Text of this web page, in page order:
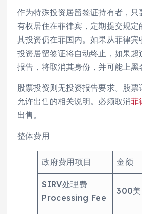
作为特殊投资居留签证持有者，
有权居住在菲律宾，定期提交规定
其投资仍在菲国内。如果从菲律宾
投资居留签证将自动终止，如果超
报告，将取消其身份，并可能上黑
股票投资则无投资报告要求。股
允许出售的相关说明。必须取消菲
出售。
整体费用
政府费用项目 金额
SIRV处理费
Processing Fee
300